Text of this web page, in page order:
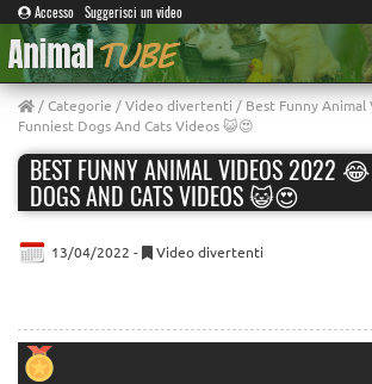
Accesso Suggerisci un video
/Categorie /Video divertenti / Best Funny
Funniest Dogs And Cats Videos 😺😍
BEST FUNNY ANIMAL VIDEOS 2022
DOGS AND CATS VIDEOS 😺😍
13/04/2022 - Video divertenti